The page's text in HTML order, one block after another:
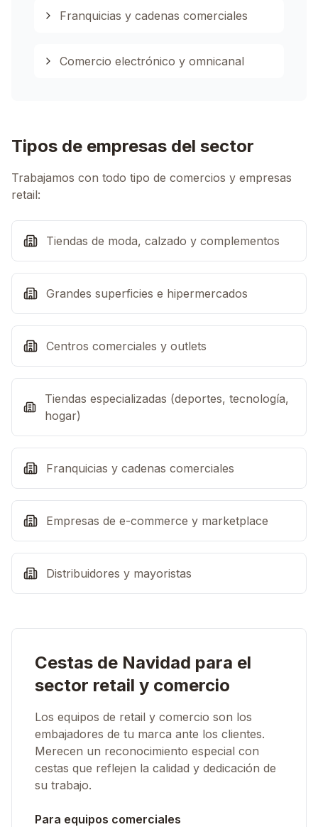
Franquicias y cadenas comerciales
Comercio electrónico y omnicanal
Tipos de empresas del sector
Trabajamos con todo tipo de comercios y empresas
retail:
Tiendas de moda, calzado y complementos
Grandes superficies e hipermercados
Centros comerciales y outlets
Tiendas especializadas (deportes, tecnología,
hogar)
Franquicias y cadenas comerciales
Empresas de e-commerce y marketplace
Distribuidores y mayoristas
Cestas de Navidad para el
sector retail y comercio
Los equipos de retail y comercio son los
embajadores de tu marca ante los clientes.
Merecen un reconocimiento especial con
cestas que reflejen la calidad y dedicación de
su trabajo.
Para equipos comerciales